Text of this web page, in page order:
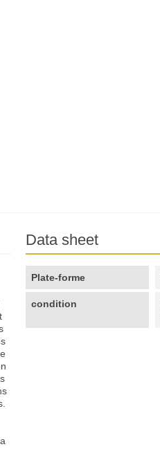
Data sheet
Plate-forme
condition